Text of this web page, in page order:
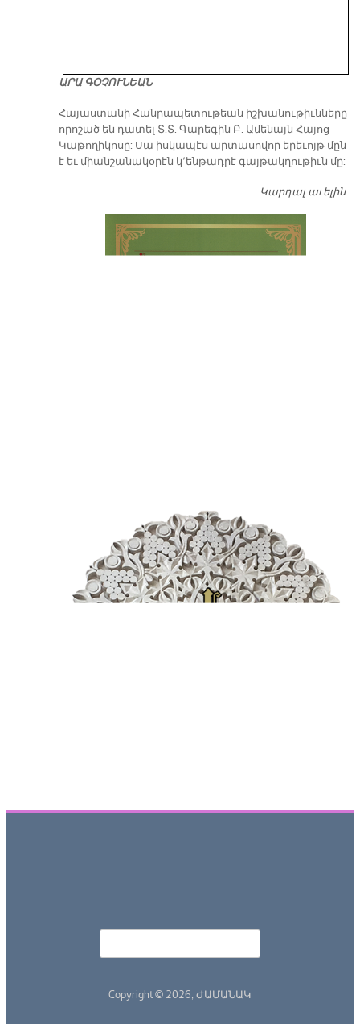
ԱՐԱ ԳՕՉՈՒՆԵԱՆ
​Հայաստանի Հանրապետութեան իշխանութիւնները
որոշած են դատել Տ.Տ. Գարեգին Բ. Ամենայն Հայոց
Կաթողիկոսը: Սա իսկապէս արտասովոր երեւոյթ մըն
է եւ միանշանակօրէն կ՚ենթադրէ գայթակղութիւն մը:
Կարդալ աւելին
Copyright © 2026, ԺԱՄԱՆԱԿ